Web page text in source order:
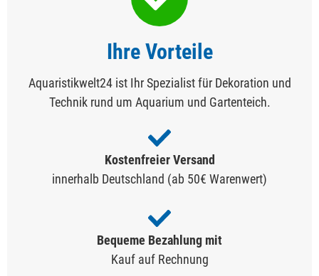
Ihre Vorteile
Aquaristikwelt24 ist Ihr Spezialist für Dekoration und
Technik rund um Aquarium und Gartenteich.
Kostenfreier Versand
innerhalb Deutschland (ab 50€ Warenwert)
Bequeme Bezahlung mit
Kauf auf Rechnung